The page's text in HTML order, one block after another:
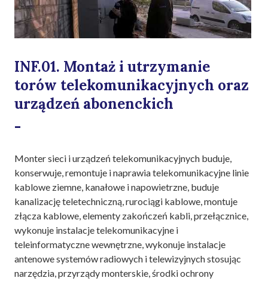
INF.01. Montaż i utrzymanie
torów telekomunikacyjnych oraz
urządzeń abonenckich
-
Monter sieci i urządzeń telekomunikacyjnych buduje,
konserwuje, remontuje i naprawia telekomunikacyjne linie
kablowe ziemne, kanałowe i napowietrzne, buduje
kanalizację teletechniczną, rurociągi kablowe, montuje
złącza kablowe, elementy zakończeń kabli, przełącznice,
wykonuje instalacje telekomunikacyjne i
teleinformatyczne wewnętrzne, wykonuje instalacje
antenowe systemów radiowych i telewizyjnych stosując
narzędzia, przyrządy monterskie, środki ochrony